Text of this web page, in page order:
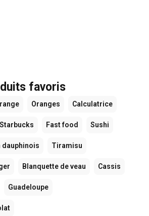
favoris
Oranges Calculatrice
Starbucks Fast food Sushi
dauphinois Tiramisu
Blanquette de veau Cassis
Guadeloupe